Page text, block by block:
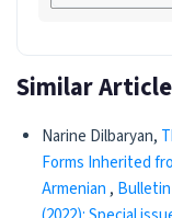
Similar
Narine Dilbaryan,
Forms Inherited
Armenian,